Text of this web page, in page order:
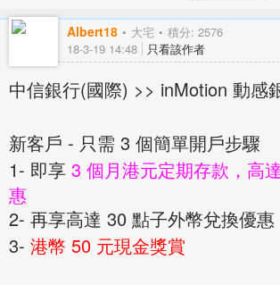
Albert18 大宅 積分: 2576
18-3-19 14:48 只看該作者
中信銀行(國際) >> inMotion 動感
新客戶 - 只需 3 個簡單開戶步驟
1- 即享 3 個月港元定期存款，高
惠
2- 再享高達 30 點子外幣兌換優惠
3- 港幣 50 元現金獎賞